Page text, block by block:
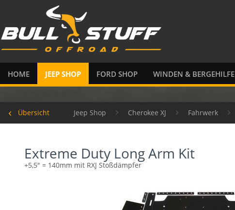
HOME JEEP SHOP FORD SHOP WINDEN & BERGEHILFE
Übersicht Jeep Shop Cherokee XJ Fahrwerk
Extreme Duty Long Arm Kit
+5,5" = 140mm mit RXJ Stoßdämpfer